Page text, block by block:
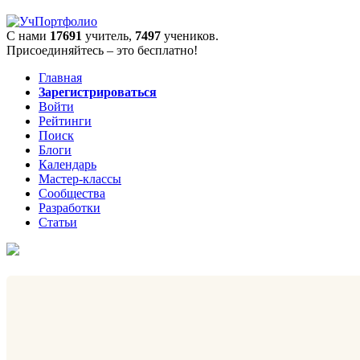
С нами 17691 учитель, 7497 учеников.
Присоединяйтесь – это бесплатно!
Главная
Зарегистрироваться
Войти
Рейтинги
Поиск
Блоги
Календарь
Мастер-классы
Сообщества
Разработки
Статьи